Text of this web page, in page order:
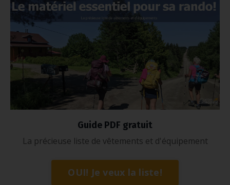
Guide PDF gratuit
La précieuse liste de vêtements et d'équipement
OUI! Je veux la liste!